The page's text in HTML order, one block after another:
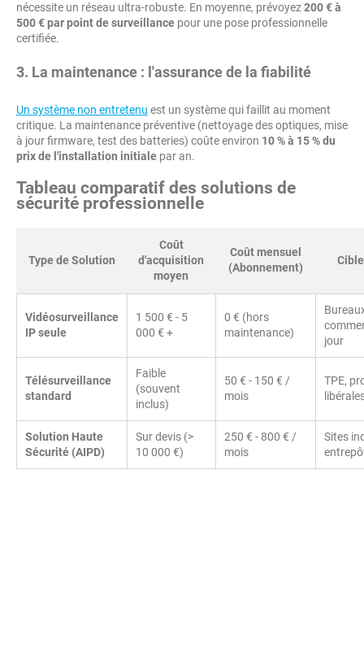
nécessite un réseau ultra-robuste. En moyenne, prévoyez200 € à
500 € par point de surveillance pour une pose professionnelle
certifiée.
3. La maintenance : l'assurance de la fiabilité
Un système non entretenu est un système qui faillit au moment
critique. La maintenance préventive (nettoyage des optiques, mise
à jour firmware, test des batteries) coûte environ 10 % à 15 % du
prix de l'installation initiale par an.
Tableau comparatif des solutions de
sécurité professionnelle
Type de Solution
Coût
d'acquisition
moyen
Coût mensuel
(Abonnement)
Vidéosurveillance
IP seule
1 500 € - 5
000 € +
0 € (hors
maintenance)
jour
Télésurveillance
standard
Faible
(souvent
inclus)
50 € - 150 € /
mois
TPE,
Solution Haute
Sécurité (AIPD)
Sur devis (>
10 000 €)
250 € - 800 € /
mois
Sites